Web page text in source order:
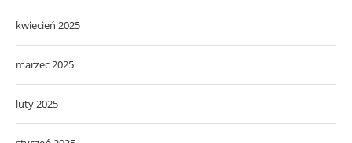
kwiecień 2025
marzec 2025
luty 2025